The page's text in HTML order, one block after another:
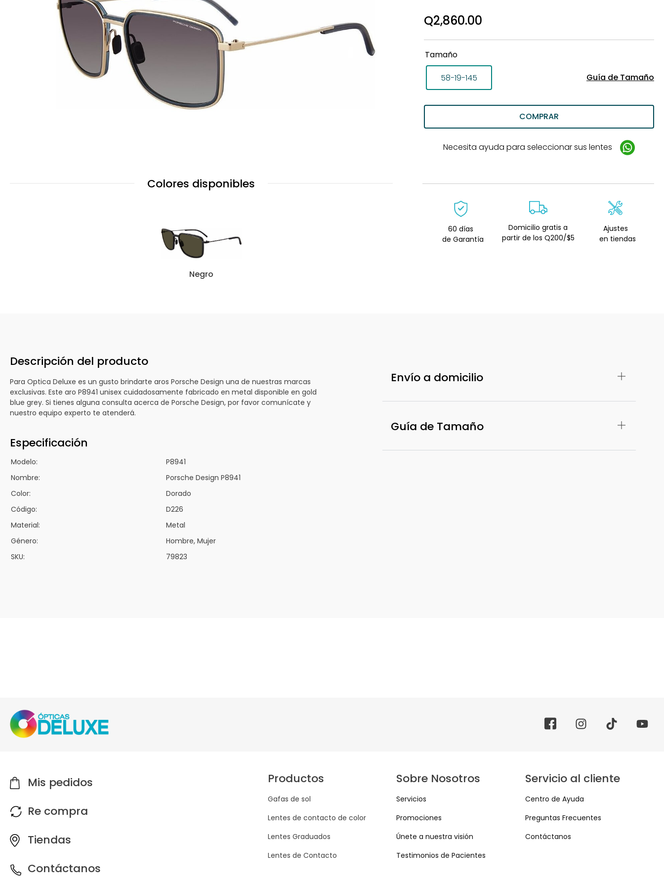
Q2,860.00
Guía de Tamaño
Tamaño
58-19-145
COMPRAR
Necesita ayuda para seleccionar sus lentes
Colores disponibles
Porsche
Design
Negro
60 días
de Garantía
Domicilio gratis a
partir de los Q200/$5
Ajustes
en tiendas
Descripción del producto
Para Optica Deluxe es un gusto brindarte aros Porsche Design una de nuestras marcas
exclusivas. Este aro P8941 unisex cuidadosamente fabricado en metal disponible en gold
blue grey. Si tienes alguna consulta acerca de Porsche Design, por favor comunícate y
nuestro equipo experto te atenderá.
Especificación
Modelo:
P8941
Nombre:
Porsche Design P8941
Color:
Dorado
Código:
D226
Material:
Metal
Género:
Hombre, Mujer
SKU:
79823
Envío a domicilio
Guía de Tamaño
Mis pedidos
Re compra
Tiendas
Contáctanos
Productos
Gafas de sol
Lentes de contacto de color
Lentes Graduados
Lentes de Contacto
Sobre Nosotros
Servicios
Promociones
Únete a nuestra visión
Testimonios de Pacientes
Servicio al cliente
Centro de Ayuda
Preguntas Frecuentes
Contáctanos